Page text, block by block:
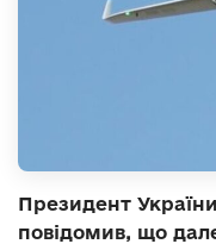
Президент
повідомив, що